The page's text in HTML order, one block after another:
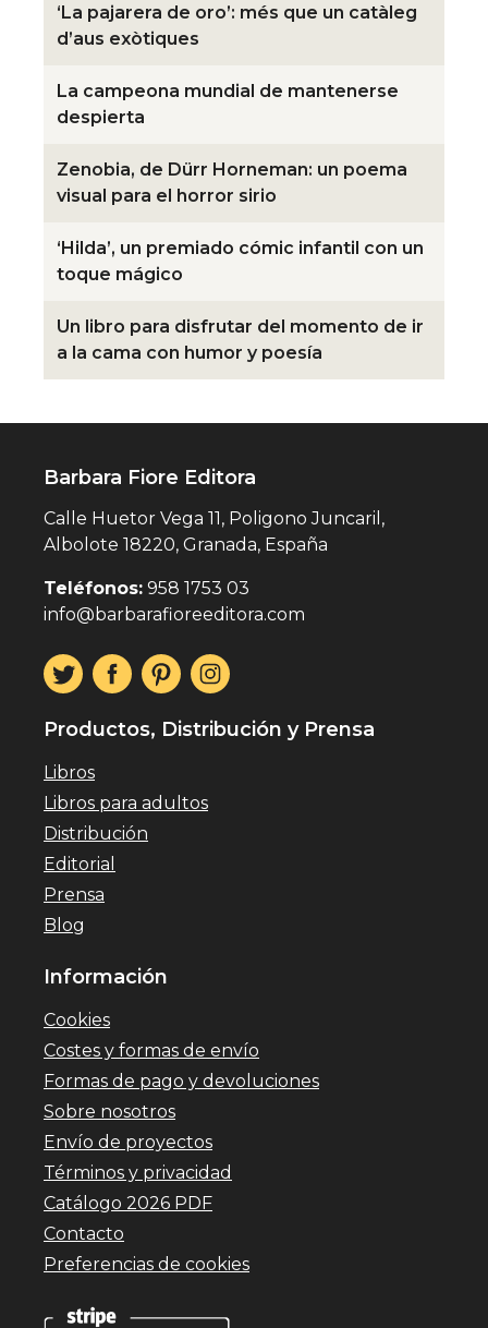
‘La pajarera de oro’: més que un catàleg
d’aus exòtiques
La campeona mundial de mantenerse
despierta
Zenobia, de Dürr Horneman: un poema
visual para el horror sirio
‘Hilda’, un premiado cómic infantil con un
toque mágico
Un libro para disfrutar del momento de ir
a la cama con humor y poesía
Barbara Fiore Editora
Calle Huetor Vega 11, Poligono Juncaril,
Albolote 18220, Granada, España
Teléfonos: 958 1753 03
info@barbarafioreeditora.com
Productos, Distribución y Prensa
Libros
Libros para adultos
Distribución
Editorial
Prensa
Blog
Información
Cookies
Costes y formas de envío
Formas de pago y devoluciones
Sobre nosotros
Envío de proyectos
Términos y privacidad
Catálogo 2026 PDF
Contacto
Preferencias de cookies